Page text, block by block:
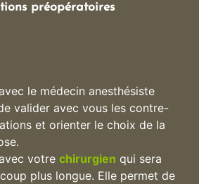
préopératoires
le médecin anesthésiste
valider avec vous les contre-
et orienter le choix de la
votrechirurgien qui sera
plus longue. Elle permet de